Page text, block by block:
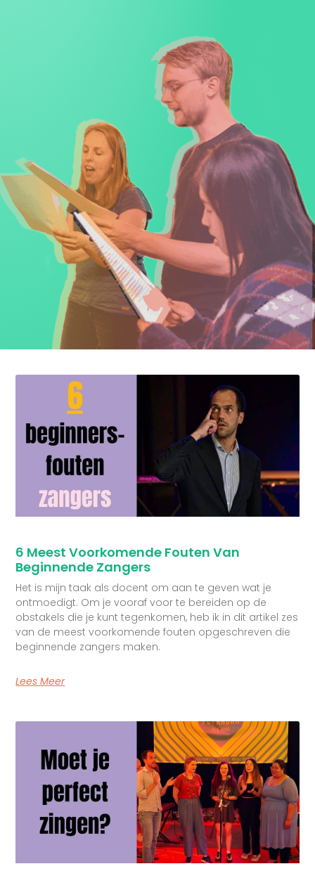
6 Meest Voorkomende Fouten Van
Beginnende Zangers
Het is mijn taak als docent om aan te geven wat je
ontmoedigt. Om je vooraf voor te bereiden op de
obstakels die je kunt tegenkomen, heb ik in dit artikel zes
van de meest voorkomende fouten opgeschreven die
beginnende zangers maken.
Lees Meer